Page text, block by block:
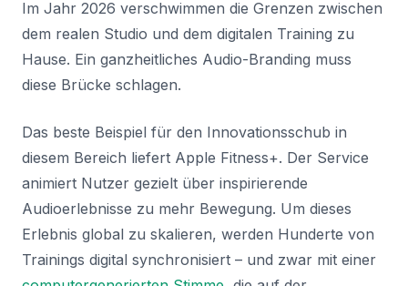
Im Jahr 2026 verschwimmen die Grenzen zwischen
dem realen Studio und dem digitalen Training zu
Hause. Ein ganzheitliches Audio-Branding muss
diese Brücke schlagen.
Das beste Beispiel für den Innovationsschub in
diesem Bereich liefert Apple Fitness+. Der Service
animiert Nutzer gezielt über inspirierende
Audioerlebnisse zu mehr Bewegung. Um dieses
Erlebnis global zu skalieren, werden Hunderte von
Trainings digital synchronisiert – und zwar mit einer